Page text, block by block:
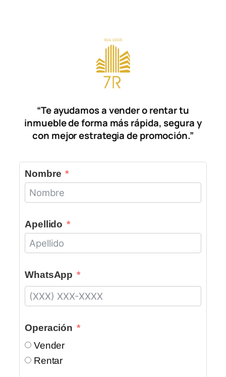
“Te ayudamos a vender o rentar tu
inmueble de forma más rápida, segura y
con mejor estrategia de promoción.”
Nombre
Apellido
WhatsApp
Operación
Vender
Rentar